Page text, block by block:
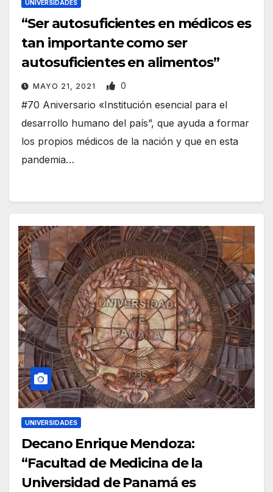
UNIVERSIDADES
“Ser autosuficientes en médicos es
tan importante como ser
autosuficientes en alimentos”
MAYO 21, 2021 0
#70 Aniversario «Institución esencial para el
desarrollo humano del país”, que ayuda a formar
los propios médicos de la nación y que en esta
pandemia…
UNIVERSIDADES
Decano Enrique Mendoza:
“Facultad de Medicina de la
Universidad de Panamá es